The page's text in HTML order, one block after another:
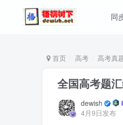
同
首页 高考 高考真
全国高考题
dewish
4月9日发布